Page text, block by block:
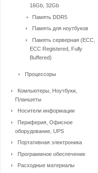
16Gb, 32Gb
Память DDR5
Память для ноутбуков
Память серверная (ECC,
ECC Registered, Fully
Buffered)
Процессоры
Компьютеры, Ноутбуки,
Планшеты
Носители информации
Периферия, Офисное
оборудование, UPS
Портативная электроника
Программное обеспечение
Расходные материалы